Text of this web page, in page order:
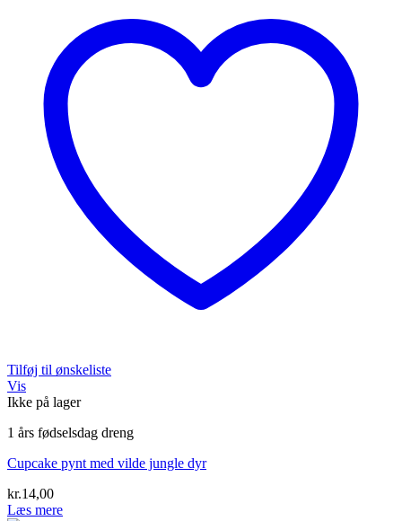
Tilføj til ønskeliste
Vis
Ikke på lager
1 års fødselsdag dreng
Cupcake pynt med vilde jungle dyr
kr.14,00
Læs mere